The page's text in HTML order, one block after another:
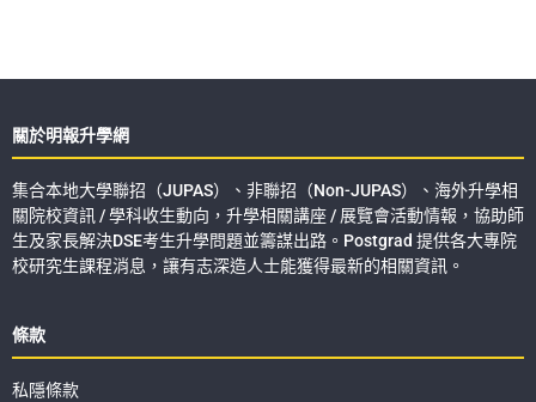
關於明報升學網
集合本地大學聯招（JUPAS）、非聯招（Non-JUPAS）、海外升學相
關院校資訊 / 學科收生動向，升學相關講座 / 展覽會活動情報，協助師
生及家長解決DSE考生升學問題並籌謀出路。Postgrad 提供各大專院
校研究生課程消息，讓有志深造人士能獲得最新的相關資訊。
條款
私隱條款